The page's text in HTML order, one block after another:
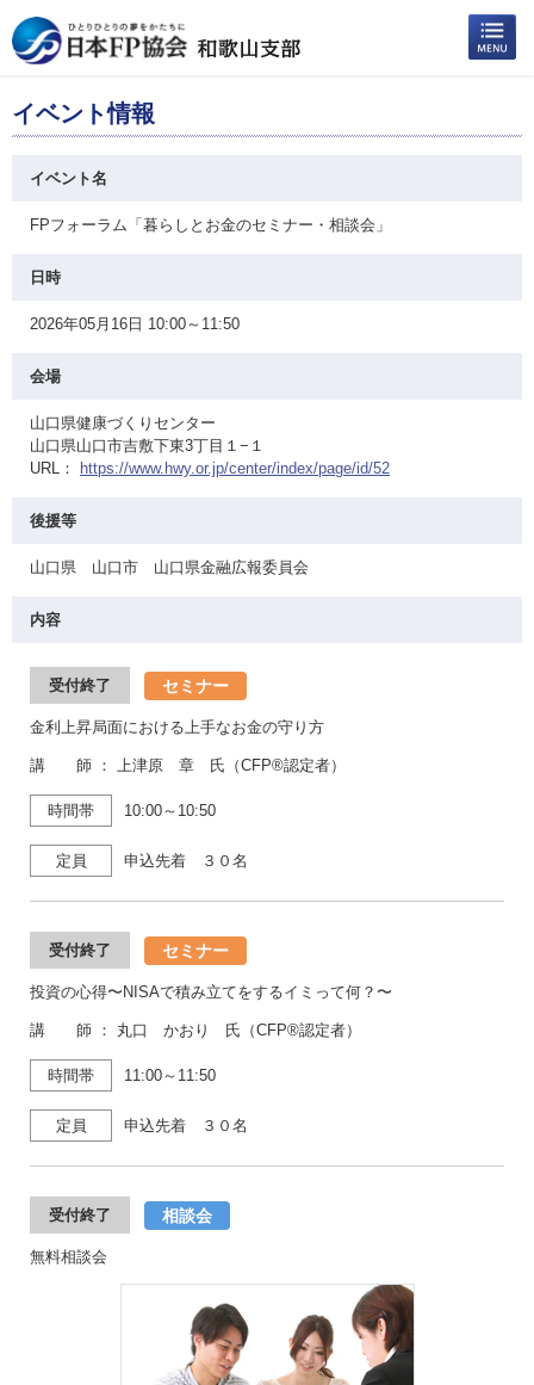
イベント情報
イベント名
FPフォーラム「暮らしとお金のセミナー・相談会」
日時
2026年05月16日 10:00～11:50
会場
山口県健康づくりセンター
山口県山口市吉敷下東3丁目１−１
URL：
https://www.hwy.or.jp/center/index/page/id/52
後援等
山口県 山口市 山口県金融広報委員会
内容
受付終了 セミナー
金利上昇局面における上手なお金の守り方
講 師 ： 上津原 章 氏（CFP®認定者）
時間帯 10:00～10:50
定員 申込先着 ３０名
受付終了 セミナー
投資の心得〜NISAで積み立てをするイミって何？〜
講 師 ： 丸口 かおり 氏（CFP®認定者）
時間帯 11:00～11:50
定員 申込先着 ３０名
受付終了 相談会
無料相談会